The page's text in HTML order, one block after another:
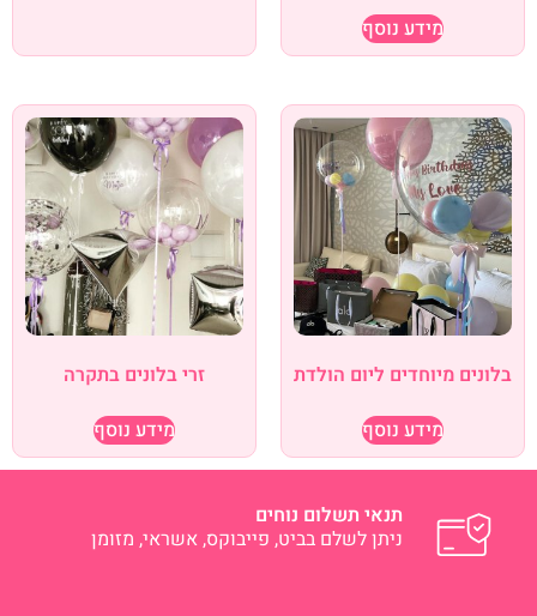
מידע נוסף
בלונים מיוחדים ליום הולדת
מידע נוסף
זרי בלונים בתקרה
מידע נוסף
תנאי תשלום נוחים
ניתן לשלם בביט, פייבוקס, אשראי, מזומן